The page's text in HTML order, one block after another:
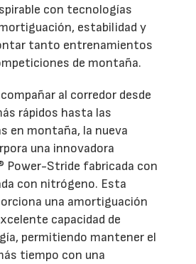
con tecnologías
estabilidad y
tanto entrenamientos
de montaña.
al corredor desde
rápidos hasta las
en montaña, la nueva
una innovadora
Power-Stride fabricada con
con nitrógeno. Esta
una amortiguación
capacidad de
permitiendo mantener el
tiempo con una